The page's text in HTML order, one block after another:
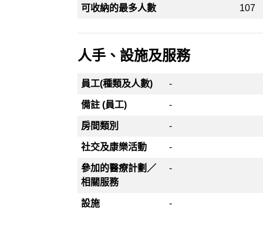
可收納的最多人數 107
人手、設施及服務
員工(種類及人數) -
備註 (員工) -
房間類別 -
社交及康樂活動 -
參加的醫療計劃／
相關服務
-
設施 -